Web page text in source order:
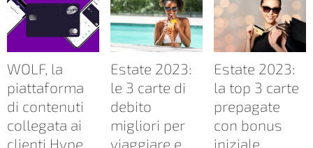
utilizzo che per
quella di
gestione.
aziendali può
essere utile al fine
di organizzare al
meglio le spese e
gestire le risorse
della tua impresa
in modo sempre
più smart.
WOLF, la
piattaforma
di contenuti
collegata ai
clienti Hype
Estate 2023:
le 3 carte di
debito
migliori per
viaggiare e
Estate 2023:
la top 3 carte
prepagate
con bonus
iniziale